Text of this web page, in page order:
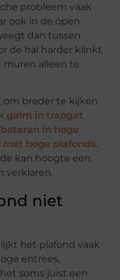
probleem vaak
ook in de open
dan tussen
de hal harder klinkt
muren alleen te
om breder te kijken
galm in trapgat
in hoge
met hoge plafonds.
kan hoogte een
verklaren.
niet
het plafond vaak
entrees,
soms juist een